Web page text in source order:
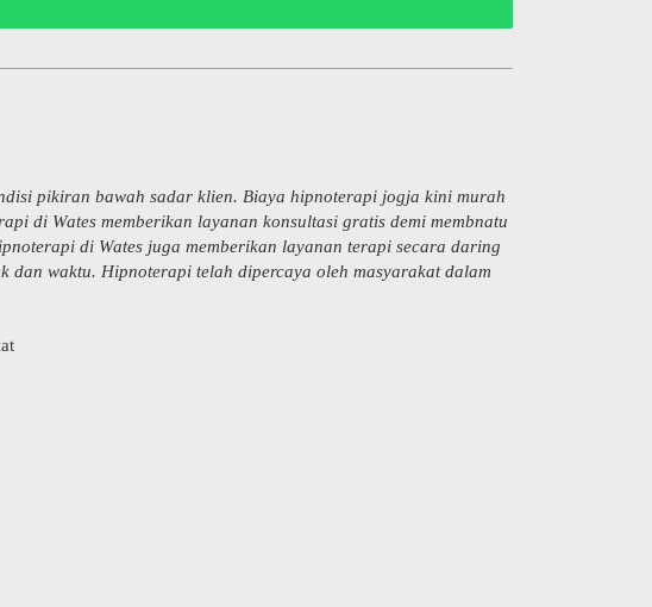
pikiran bawah sadar klien. Biaya hipnoterapi jogja kini murah
di Wates memberikan layanan konsultasi gratis demi membnatu
di Wates juga memberikan layanan terapi secara daring
waktu. Hipnoterapi telah dipercaya oleh masyarakat dalam